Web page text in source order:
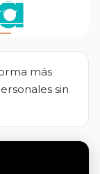
más
sin